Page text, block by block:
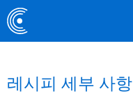
레시피 세부 사항